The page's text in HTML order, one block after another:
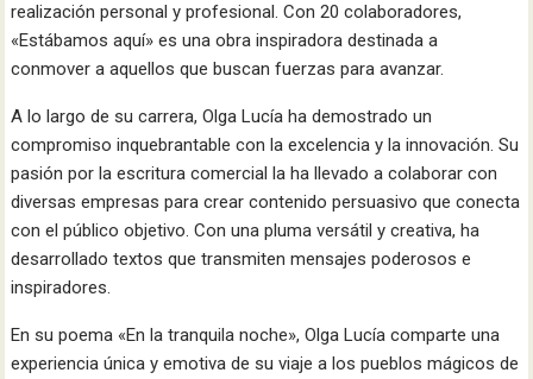
realización personal y profesional. Con 20 colaboradores,
«Estábamos aquí» es una obra inspiradora destinada a
conmover a aquellos que buscan fuerzas para avanzar.
A lo largo de su carrera, Olga Lucía ha demostrado un
compromiso inquebrantable con la excelencia y la innovación. Su
pasión por la escritura comercial la ha llevado a colaborar con
diversas empresas para crear contenido persuasivo que conecta
con el público objetivo. Con una pluma versátil y creativa, ha
desarrollado textos que transmiten mensajes poderosos e
inspiradores.
En su poema «En la tranquila noche», Olga Lucía comparte una
experiencia única y emotiva de su viaje a los pueblos mágicos de